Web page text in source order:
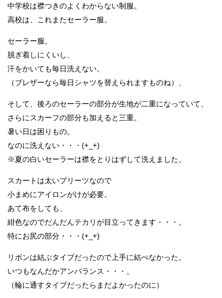
中学校は襟つきのよくわからない制服。
高校は、これまたセーラー服。
セーラー服。
脱ぎ着しにくいし、
汗をかいても毎日洗えない。
（ブレザーなら毎日シャツを替えられますものね）、
そして、後ろのセーラーの部分が生地が二重になっていて、
さらにスカーフの部分も加えると三重。
暑い日は困りもの。
なのに洗えない・・・(+_+)
※夏の白いセーラーは襟をとりはずして洗えました。
スカートは太いプリーツなので
小まめにアイロンがけが必要。
あて布をしても、
紺色なのでだんだんテカリが目立ってきます・・・。
特にお尻の部分・・・(+_+)
リボンは結ぶタイプだったので上手に結べなかった。
いつもなんだかアンバランス・・・。
（輪に通すタイプだったらまだよかったのに）